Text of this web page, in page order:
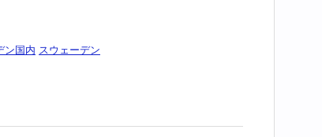
ン国内 スウェーデン